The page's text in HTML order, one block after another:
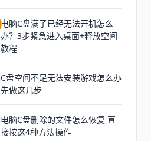
电脑C盘满了已经无法开机怎么
办？3步紧急进入桌面+释放空间
教程
C盘空间不足无法安装游戏怎么办
先做这几步
电脑C盘删除的文件怎么恢复 直
接按这4种方法操作